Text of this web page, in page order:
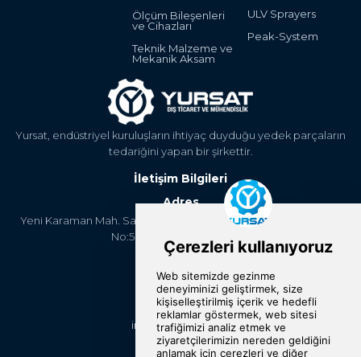
Yursat, endüstriyel kuruluşların ihtiyaç duyduğu yedek parçaların
tedariğini yapan bir şirkettir.
Ölçüm Bileşenleri
ve Cihazları
Teknik Malzeme ve
Mekanik Aksam
ULV Sprayers
Peak-System
İletişim Bilgileri
Adres
Yeni Karaman Mah. Sanayi Cad. 4. Kantar Sok. Asya Plaza Kat:5
No:505 Osmangazi/BURSA
+90 224 2400304
E-Posta
info@yursat.com.tr
Bizi Takip Edin